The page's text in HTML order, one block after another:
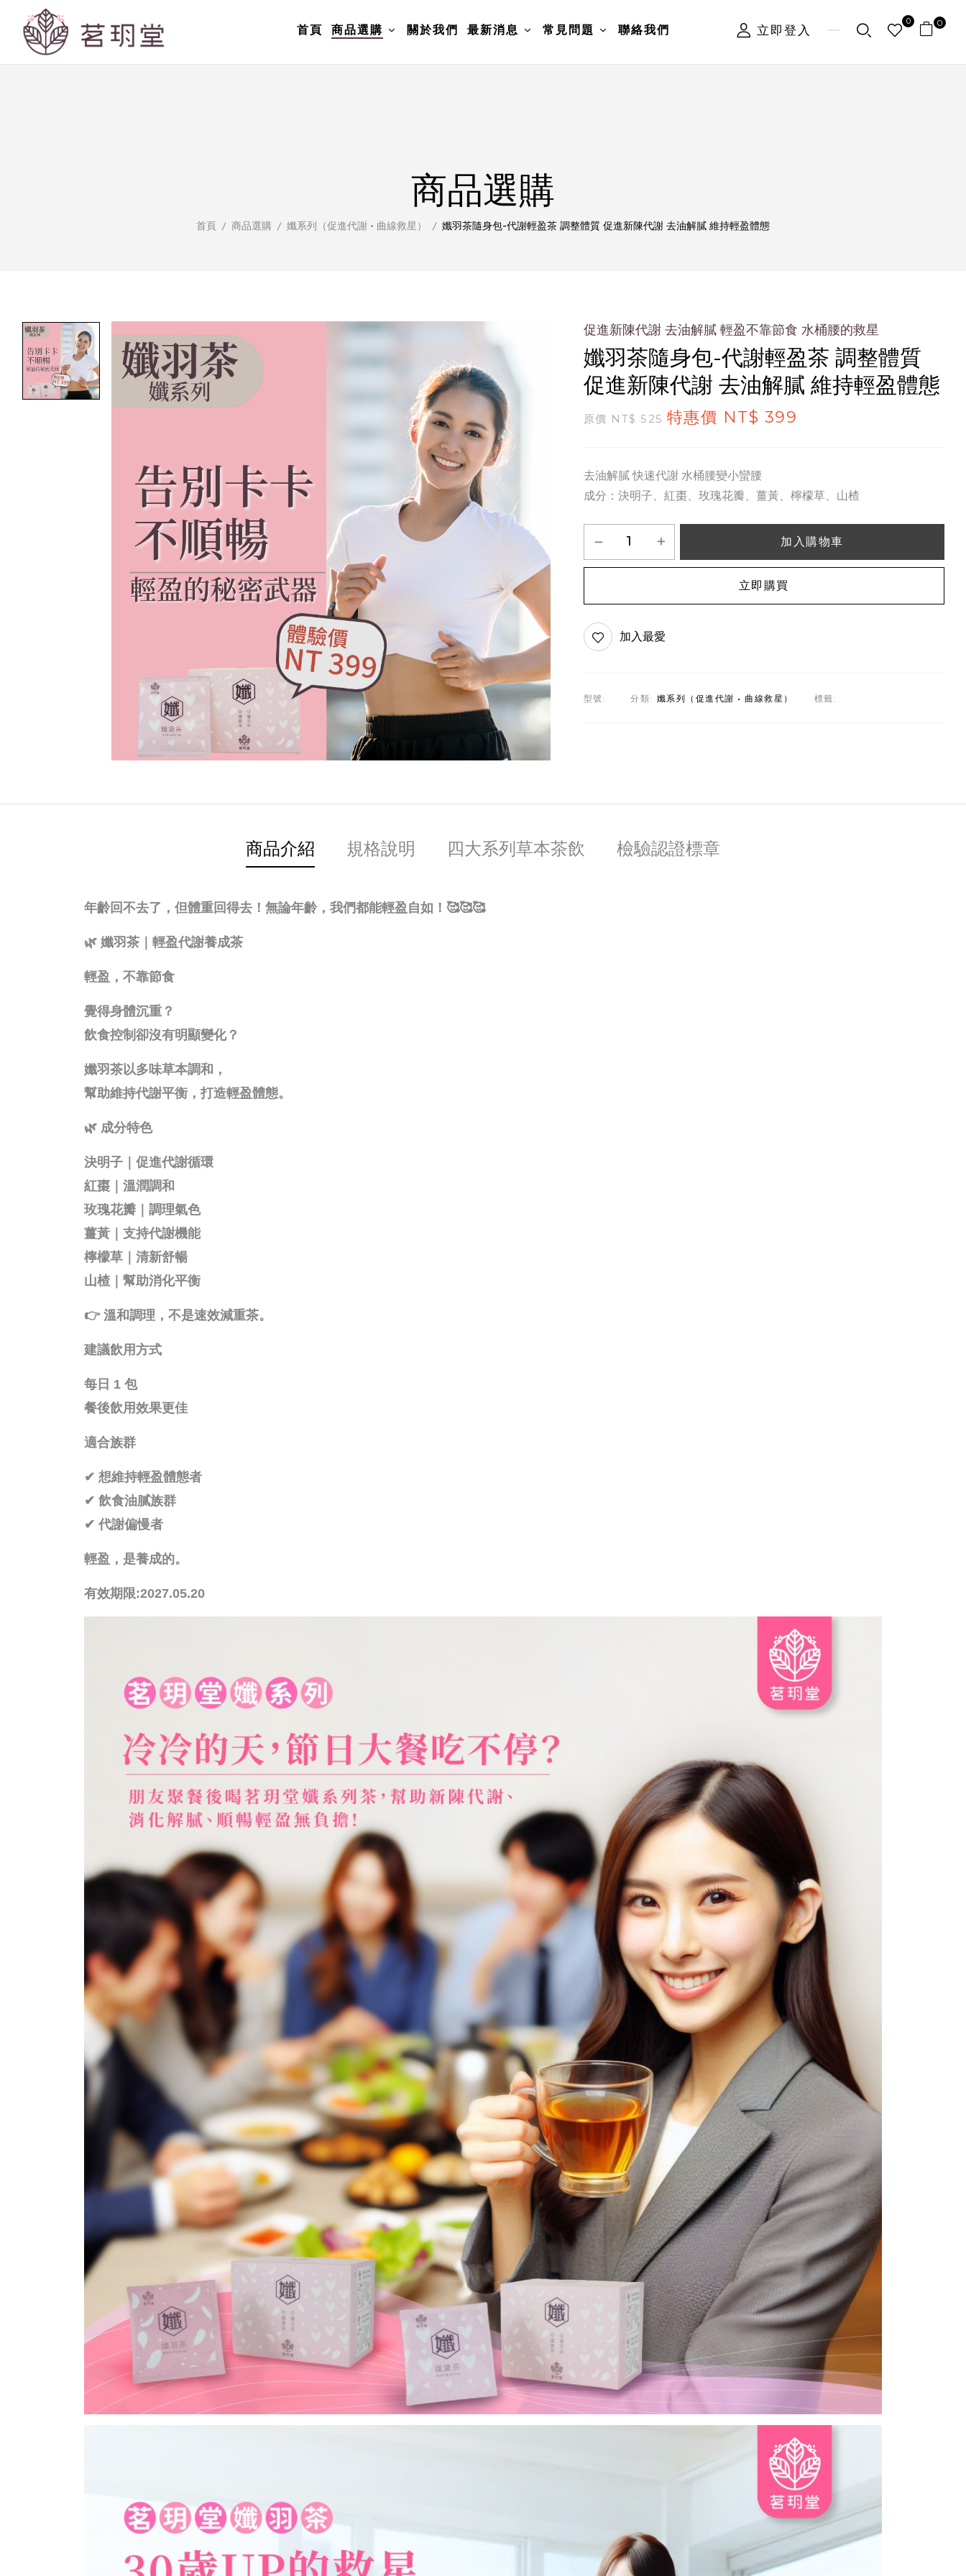
春
首頁 商品選購 關於我們 最新消息 常見問題 聯絡我們 立即登入
0 0
商品選購
首頁 商品選購 孅系列（促進代謝 • 曲線救星） 孅羽茶隨身包-代謝輕盈茶 調整體質 促進新陳代謝 去油解膩 維持輕盈體態
促進新陳代謝 去油解膩 輕盈不靠節食 水桶腰的救星
孅羽茶隨身包-代謝輕盈茶 調整體質
促進新陳代謝 去油解膩 維持輕盈體態
原價 NT$ 525 特惠價 NT$ 399
去油解膩 快速代謝 水桶腰變小蠻腰
成分：決明子、紅棗、玫瑰花瓣、薑黃、檸檬草、山楂
加入購物車
立即購買
加入最愛
型號: 分類: 孅系列（促進代謝 • 曲線救星） 標籤:
商品介紹 規格說明 四大系列草本茶飲 檢驗認證標章
年齡回不去了，但體重回得去！無論年齡，我們都能輕盈自如！🥰🥰🥰
🌿 孅羽茶｜輕盈代謝養成茶
輕盈，不靠節食
覺得身體沉重？
飲食控制卻沒有明顯變化？
孅羽茶以多味草本調和，
幫助維持代謝平衡，打造輕盈體態。
🌿 成分特色
決明子｜促進代謝循環
紅棗｜溫潤調和
玫瑰花瓣｜調理氣色
薑黃｜支持代謝機能
檸檬草｜清新舒暢
山楂｜幫助消化平衡
👉 溫和調理，不是速效減重茶。
建議飲用方式
每日 1 包
餐後飲用效果更佳
適合族群
✔ 想維持輕盈體態者
✔ 飲食油膩族群
✔ 代謝偏慢者
輕盈，是養成的。
有效期限:2027.05.20